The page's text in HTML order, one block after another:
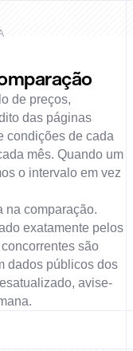
de preços,
das páginas
condições de cada
mês. Quando um
o intervalo em vez
na comparação.
exatamente pelos
são
dados públicos dos
avise-